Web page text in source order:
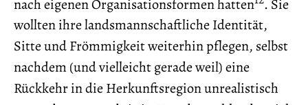
wollten ihre landsmannschaftliche Identität,
Sitte und Frömmigkeit weiterhin pflegen, selbst
nachdem (und vielleicht gerade weil) eine
Rückkehr in die Herkunftsregion unrealistisch